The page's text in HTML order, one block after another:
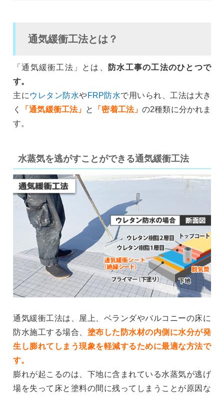
通気緩衝工法とは？
「通気緩衝工法」とは、
防水工事の工法のひとつで
す。
主に ウレタン防水やFRP防水で用いられ、工法は大き
く
「通気緩衝工法」 と 「密着工法」 の2種類に分かれま
す。
水蒸気を逃がすことができる通気緩衝工法
通気緩衝工法は、屋上、ベランダやバルコニーの床に
防水施工する場合、 塗布した防水材の内側に水分が発
生し膨れてしまう現象を軽減するために最適な方法で
す。
膨れが起こるのは、下地に含まれている水蒸気が逃げ
場を失って床と塗料の間に残ってしまうことが原因な